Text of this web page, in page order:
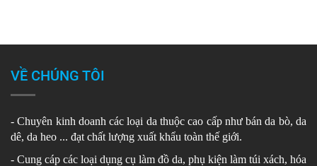
VỀ CHÚNG TÔI
- Chuyên kinh doanh các loại da thuộc cao cấp như bán da bò, da
dê, da heo ... đạt chất lượng xuất khẩu toàn thế giới.
- Cung cáp các loại dụng cụ làm đồ da, phụ kiện làm túi xách, hóa